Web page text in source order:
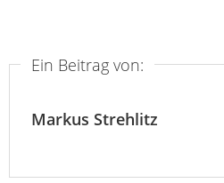
Ein Beitrag von:
Markus Strehlitz